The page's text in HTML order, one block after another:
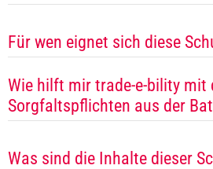
Für wen eignet sich diese
Wie hilft mir trade-e-bility mit
Sorgfaltspflichten aus der
Was sind die Inhalte dieser